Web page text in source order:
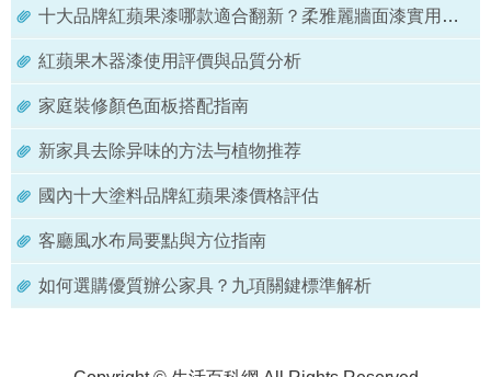
十大品牌紅蘋果漆哪款適合翻新？柔雅麗牆面漆實用推薦
紅蘋果木器漆使用評價與品質分析
家庭裝修顏色面板搭配指南
新家具去除异味的方法与植物推荐
國內十大塗料品牌紅蘋果漆價格評估
客廳風水布局要點與方位指南
如何選購優質辦公家具？九項關鍵標準解析